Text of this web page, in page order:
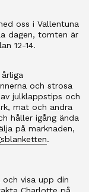
oss i Vallentuna
dagen, tomten är
12-14.
och strosa
julklappstips och
mat och andra
håller igång ända
på marknaden,
.
visa upp din